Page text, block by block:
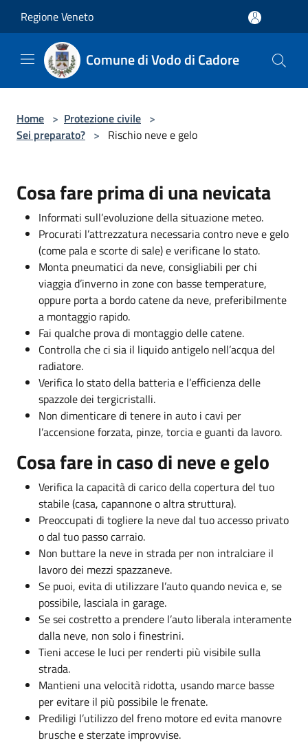
Regione Veneto
Comune di Vodo di Cadore
Home > Protezione civile >
Sei preparato? > Rischio neve e gelo
Cosa fare prima di una nevicata
Informati sull’evoluzione della situazione meteo.
Procurati l’attrezzatura necessaria contro neve e gelo
(come pala e scorte di sale) e verificane lo stato.
Monta pneumatici da neve, consigliabili per chi
viaggia d’inverno in zone con basse temperature,
oppure porta a bordo catene da neve, preferibilmente
a montaggio rapido.
Fai qualche prova di montaggio delle catene.
Controlla che ci sia il liquido antigelo nell’acqua del
radiatore.
Verifica lo stato della batteria e l’efficienza delle
spazzole dei tergicristalli.
Non dimenticare di tenere in auto i cavi per
l’accensione forzata, pinze, torcia e guanti da lavoro.
Cosa fare in caso di neve e gelo
Verifica la capacità di carico della copertura del tuo
stabile (casa, capannone o altra struttura).
Preoccupati di togliere la neve dal tuo accesso privato
o dal tuo passo carraio.
Non buttare la neve in strada per non intralciare il
lavoro dei mezzi spazzaneve.
Se puoi, evita di utilizzare l’auto quando nevica e, se
possibile, lasciala in garage.
Se sei costretto a prendere l’auto liberala interamente
dalla neve, non solo i finestrini.
Tieni accese le luci per renderti più visibile sulla
strada.
Mantieni una velocità ridotta, usando marce basse
per evitare il più possibile le frenate.
Prediligi l’utilizzo del freno motore ed evita manovre
brusche e sterzate improvvise.